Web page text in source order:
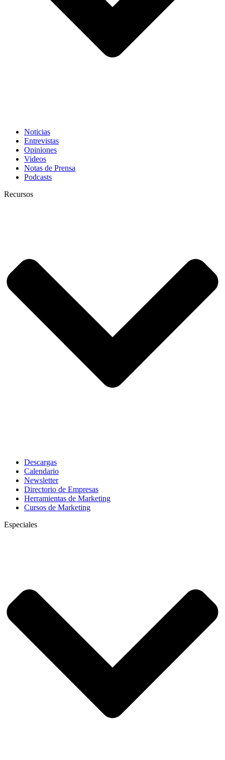
Noticias
Entrevistas
Opiniones
Videos
Notas de Prensa
Podcasts
Recursos
Descargas
Calendario
Newsletter
Directorio de Empresas
Herramientas de Marketing
Cursos de Marketing
Especiales